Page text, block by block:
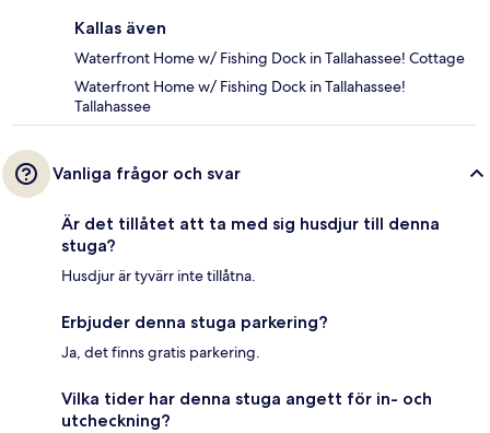
Kallas även
Waterfront Home w/ Fishing Dock in Tallahassee! Cottage
Waterfront Home w/ Fishing Dock in Tallahassee!
Tallahassee
Vanliga frågor och svar
Är det tillåtet att ta med sig husdjur till denna
stuga?
Husdjur är tyvärr inte tillåtna.
Erbjuder denna stuga parkering?
Ja, det finns gratis parkering.
Vilka tider har denna stuga angett för in- och
utcheckning?